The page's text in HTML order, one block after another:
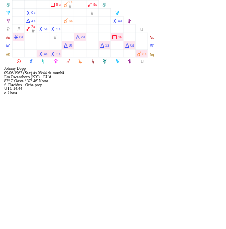
M N O P Q R S
T
T
T
U
U
U
V
V
V
Y
Y
Y
W
W
X
X
l
l
Ò
Â 6a
Â 0s
Á 4s
Ä Ó
7a
Â 5s
Â 4s
Ã 5a
Â 5s
Â 3s
Ò
À Ò
2s
À 6a
Á 0s
Á 2a
Ä 9s
Ò
Á 2s
Â 4a
Ã 1a
Á 6a
À 8s
Johnny Depp
09/06/1963 (Sex) às 08:44 da manhã
EmOwensboro (KY) - EUA
87° 7' Oeste/37° 46' Norte
f Placidus - Orbe prop.
UTC 14:44
Cheia
o